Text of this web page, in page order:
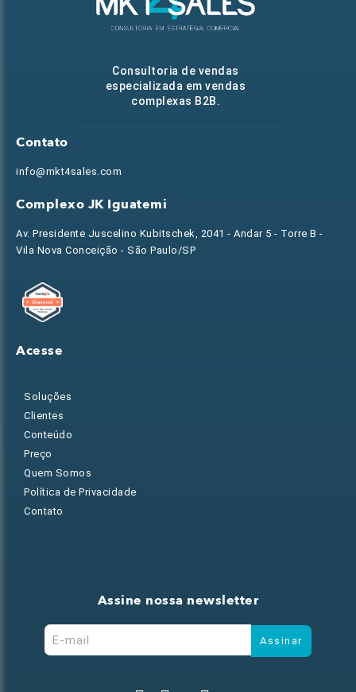
Consultoria de vendas
especializada em vendas
complexas B2B.
Contato
info@mkt4sales.com
Complexo JK Iguatemi
Av. Presidente Juscelino Kubitschek, 2041 - Andar 5 - Torre B -
Vila Nova Conceição - São Paulo/SP
Acesse
Soluções
Clientes
Conteúdo
Preço
Quem Somos
Política de Privacidade
Contato
Assine nossa newsletter